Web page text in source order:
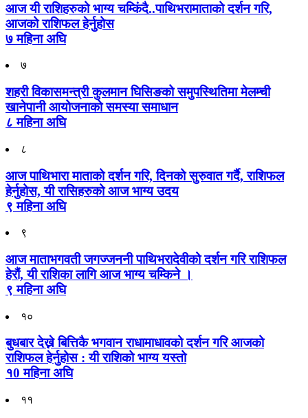
आज यी राशिहरुको भाग्य चम्किंदै..पाथिभरामाताको दर्शन गरि,
आजको राशिफल हेर्नुहोस
७ महिना अघि
७
शहरी विकासमन्त्री कुलमान घिसिङको समुपस्थितिमा मेलम्ची
खानेपानी आयोजनाको समस्या समाधान
८ महिना अघि
८
आज पाथिभारा माताको दर्शन गरि, दिनको सुरुवात गर्दै, राशिफल
हेर्नुहोस, यी रासिहरुको आज भाग्य उदय
९ महिना अघि
९
आज माताभगवती जगज्जननी पाथिभरादेवीको दर्शन गरि राशिफल
हेरौं, यी राशिका लागि आज भाग्य चम्किने ।
९ महिना अघि
१०
बुधबार देख्ने बित्तिकै भगवान राधामाधावको दर्शन गरि आजको
राशिफल हेर्नुहोस : यी राशिको भाग्य यस्तो
१0 महिना अघि
११